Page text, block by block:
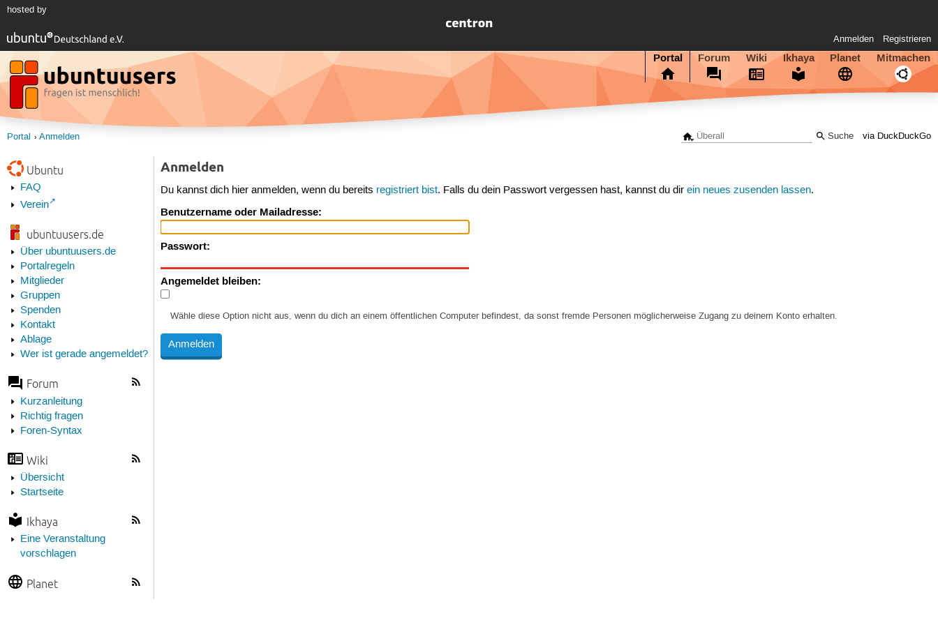
hosted by
Anmelden Registrieren
Portal Forum Wiki Ikhaya Planet Mitmachen
via DuckDuckGo
Portal Anmelden
Ubuntu
FAQ
Verein
ubuntuusers.de
Über ubuntuusers.de
Portalregeln
Mitglieder
Gruppen
Spenden
Kontakt
Ablage
Wer ist gerade angemeldet?
Forum
Kurzanleitung
Richtig fragen
Foren-Syntax
Wiki
Übersicht
Startseite
Ikhaya
Eine Veranstaltung
vorschlagen
Planet
Anmelden
Du kannst dich hier anmelden, wenn du bereits registriert bist. Falls du dein Passwort vergessen hast, kannst du direin neues zusenden lassen.
Benutzername oder Mailadresse:
Passwort:
Angemeldet bleiben:
Wähle diese Option nicht aus, wenn du dich an einem öffentlichen Computer befindest, da sonst fremde Personen möglicherweise Zugang zu deinem Konto erhalten.